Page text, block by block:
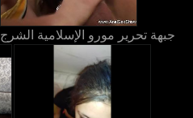
جبهة تحرير مورو الإسلامية الشرج